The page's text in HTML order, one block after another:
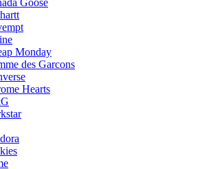
Goose
Monday
des Garcons
Hearts